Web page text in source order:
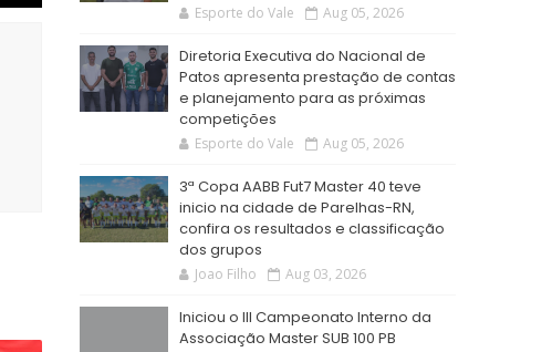
Esporte do Vale Aug 05, 2026
Diretoria Executiva do Nacional de
Patos apresenta prestação de contas
e planejamento para as próximas
competições
Esporte do Vale Aug 05, 2026
3ª Copa AABB Fut7 Master 40 teve
inicio na cidade de Parelhas-RN,
confira os resultados e classificação
dos grupos
Joao Filho Aug 03, 2026
Iniciou o III Campeonato Interno da
Associação Master SUB 100 PB